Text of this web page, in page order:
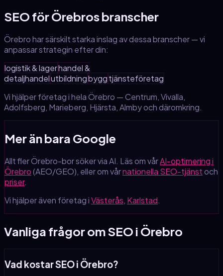
SEO förÖrebros branscher
Örebrohar särskilt starka inslag av dessa branscher — vi
anpassar strategin efter din:
logistik & lagerhandel &
detaljhandelutbildningbyggtjänsteföretag
Vi hjälper företag i helaÖrebro —Centrum, Vivalla,
Adolfsberg, Marieberg, Hjärsta, Almbyoch däromkring.
Mer än bara Google
Allt flerÖrebro-bor söker via AI. Läs om vårAI-optimeringi
Örebro(AEO/GEO), eller om vårnationella SEO-tjänstoch
priser.
Vi hjälper även företag iVästerås, Karlstad.
Vanliga frågor om SEO i Örebro
Vad kostar SEO i Örebro?